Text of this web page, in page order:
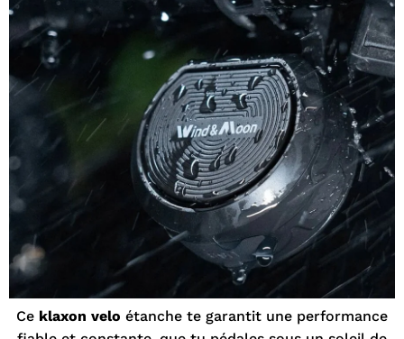
Ce klaxon velo étanche te garantit une performance